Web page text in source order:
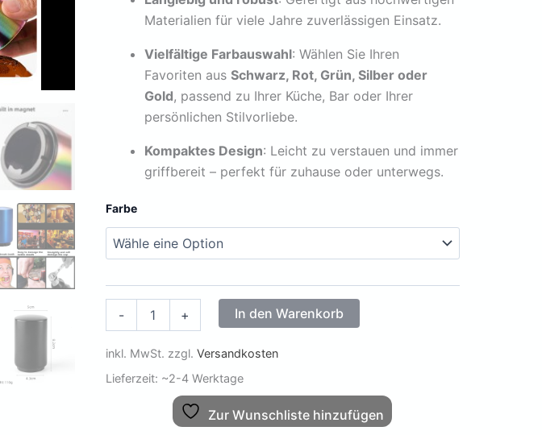
Materialien für viele Jahre zuverlässigen Einsatz.
Vielfältige Farbauswahl: Wählen Sie Ihren
Favoriten aus Schwarz, Rot, Grün, Silber oder
Gold, passend zu Ihrer Küche, Bar oder Ihrer
persönlichen Stilvorliebe.
Kompaktes Design: Leicht zu verstauen und immer
griffbereit – perfekt für zuhause oder unterwegs.
Farbe
-
Menge
+ In den Warenkorb
inkl. MwSt. zzgl. Versandkosten
Lieferzeit: ~2-4 Werktage
Zur Wunschliste hinzufügen